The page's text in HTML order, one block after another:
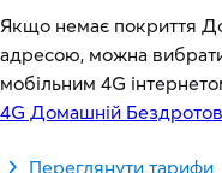
Якщо немає покриття
адресою, можна
мобільним 4G
4G Домашній
Переглянути тарифи